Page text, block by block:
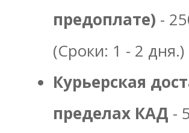
предоплате) -
(Сроки: 1 - 2 дня.)
Курьерская
пределах КАД -